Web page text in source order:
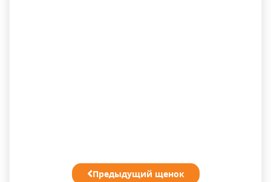
Предыдущий щенок